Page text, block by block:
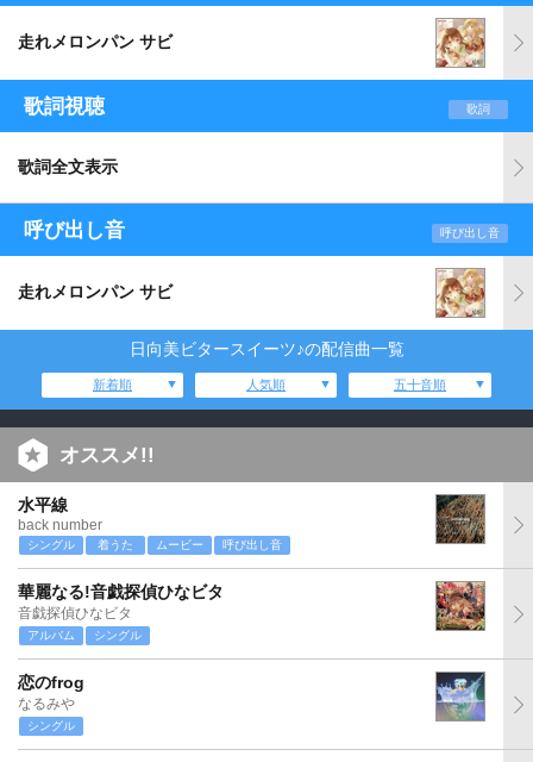
走れメロンパン サビ
歌詞視聴 歌詞
歌詞全文表示
呼び出し音 呼び出し音
走れメロンパン サビ
日向美ビタースイーツ♪の配信曲一覧
新着順 人気順 五十音順
オススメ!!
水平線
back number
シングル 着うた ムービー 呼び出し音
華麗なる!音戯探偵ひなビタ
音戯探偵ひなビタ
アルバム シングル
恋のfrog
なるみや
シングル